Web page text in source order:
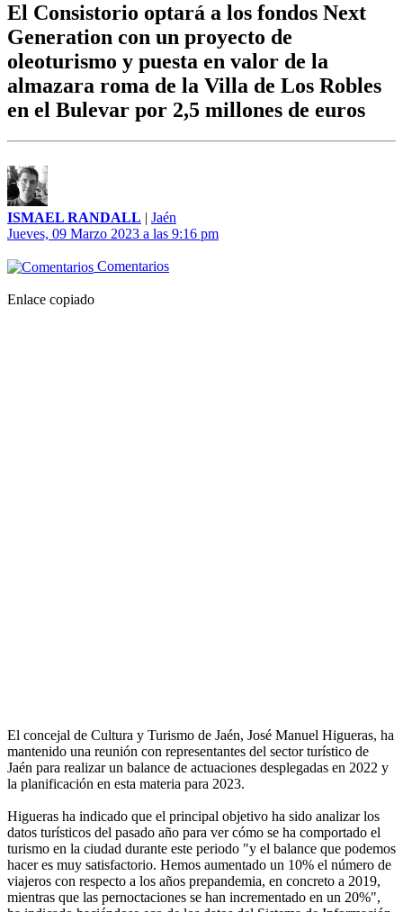
El Consistorio optará a los fondos Next
Generation con un proyecto de
oleoturismo y puesta en valor de la
almazara roma de la Villa de Los Robles
en el Bulevar por 2,5 millones de euros
ISMAEL RANDALL | Jaén
Jueves, 09 Marzo 2023 a las 9:16 pm
Comentarios
Enlace copiado
El concejal de Cultura y Turismo de Jaén, José Manuel Higueras, ha
mantenido una reunión con representantes del sector turístico de
Jaén para realizar un balance de actuaciones desplegadas en 2022 y
la planificación en esta materia para 2023.
Higueras ha indicado que el principal objetivo ha sido analizar los
datos turísticos del pasado año para ver cómo se ha comportado el
turismo en la ciudad durante este periodo "y el balance que podemos
hacer es muy satisfactorio. Hemos aumentado un 10% el número de
viajeros con respecto a los años prepandemia, en concreto a 2019,
mientras que las pernoctaciones se han incrementado en un 20%",